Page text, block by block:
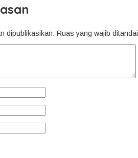
dipublikasikan. Ruas yang wajib ditandai